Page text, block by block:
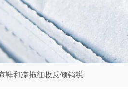
鞋和凉拖征收反倾销税